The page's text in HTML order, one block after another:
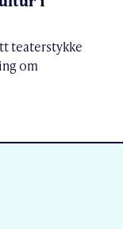
teaterstykke
om